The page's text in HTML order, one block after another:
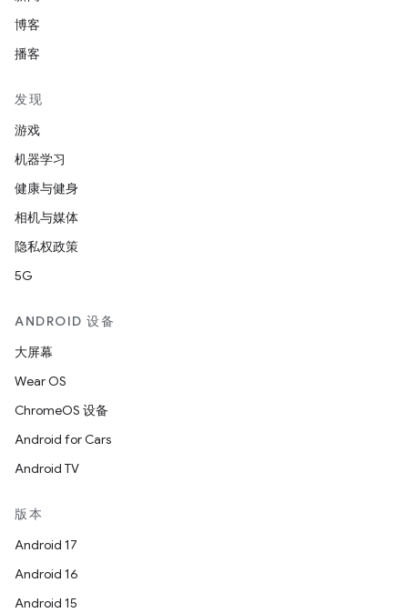
博客
播客
发现
游戏
机器学习
健康与健身
相机与媒体
隐私权政策
5G
ANDROID 设备
大屏幕
Wear OS
ChromeOS 设备
Android for Cars
Android TV
版本
Android 17
Android 16
Android 15